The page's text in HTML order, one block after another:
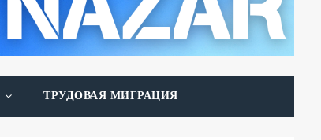
ТРУДОВАЯ МИГРАЦИЯ